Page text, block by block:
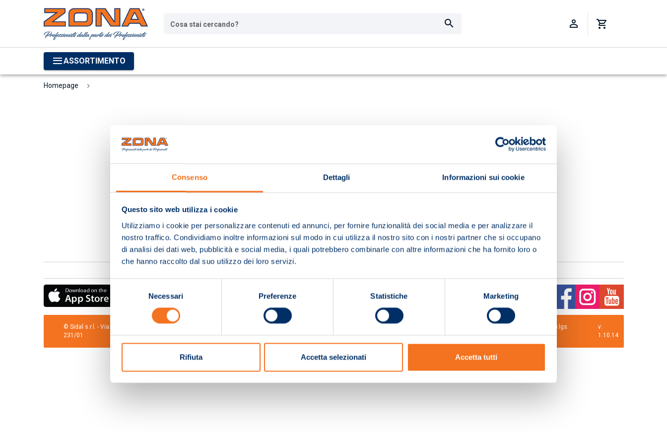
Consenso Dettagli Informazioni sui cookie
Questo sito web utilizza i cookie
Utilizziamo i cookie per personalizzare contenuti ed annunci, per fornire funzionalità dei social media e per analizzare il
nostro traffico. Condividiamo inoltre informazioni sul modo in cui utilizza il nostro sito con i nostri partner che si occupano
di analisi dei dati web, pubblicità e social media, i quali potrebbero combinarle con altre informazioni che ha fornito loro o
che hanno raccolto dal suo utilizzo dei loro servizi.
Selezione
consenso
Necessari Preferenze Statistiche Marketing
Rifiuta Accetta selezionati Accetta tutti
Cosa stai cercando?
ASSORTIMENTO
Homepage
© Sidal s.r.l. - Via S.Agostino,50, 51100 Pistoia - Cod.Fisc. e Registro Imprese Pistoia 01680210505 – R.E.A. n.155974 - Cap.Soc. € 2.000.000,00 i.v. La Società adotta il Codice Etico D.lgs.
231/01
v:
1.10.14